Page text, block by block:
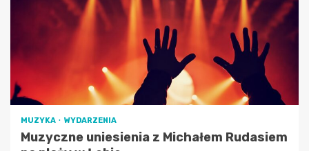
MUZYKA WYDARZENIA
Muzyczne uniesienia z Michałem Rudasiem